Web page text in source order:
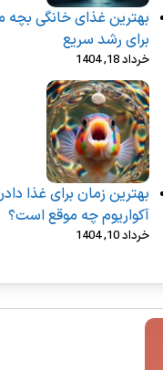
بهترین غذای خانگی بچه
برای رشد سریع
خرداد 18, 1404
بهترین زمان برای غذا
آکواریوم چه موقع است؟
خرداد 10, 1404